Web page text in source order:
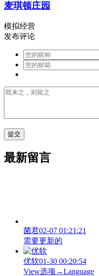
麦琪顿庄园
模拟经营
发布评论
最新留言
菌君02-07 01:21:21
需要更新的
优软01-30 00:20:54
View‌选项→Language